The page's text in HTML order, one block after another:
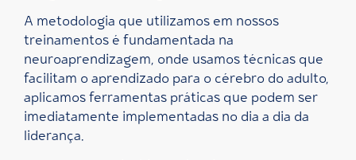
A metodologia que utilizamos em nossos
treinamentos é fundamentada na
neuroaprendizagem, onde usamos técnicas que
facilitam o aprendizado para o cérebro do adulto,
aplicamos ferramentas práticas que podem ser
imediatamente implementadas no dia a dia da
liderança.